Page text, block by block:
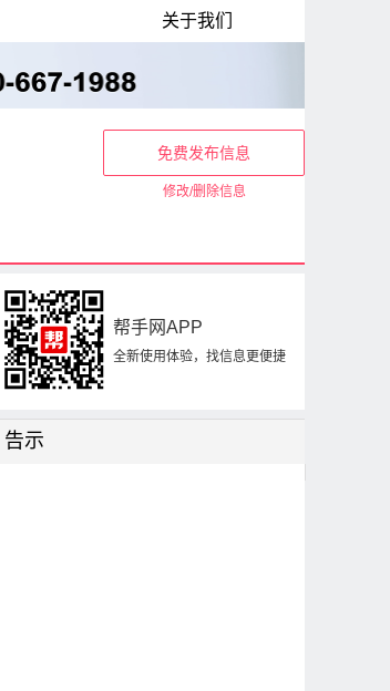
关于我们
免费发布信息
修改/删除信息
帮手网APP
全新使用体验，找信息更便捷
告示